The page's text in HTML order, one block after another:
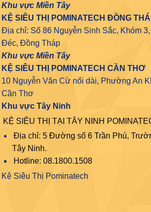
Khu vực Miền Tây
KỆ SIÊU THỊ POMINATECH ĐỒNG
Địa chỉ: Số 86 Nguyễn Sinh Sắc, Khóm
Đéc, Đồng Tháp
Khu vực Miền Tây
KỆ SIÊU THỊ POMINATECH CẦN THƠ
10 Nguyễn Văn Cừ nối dài, Phường An
Cần Thơ
Khu vực Tây Ninh
KỆ SIÊU THỊ TẠI TÂY NINH
Địa chỉ: 5 Đường số 6 Trần Phú,
Tây Ninh.
Hotline: 08.1800.1508
Kệ Siêu Thị Pominatech